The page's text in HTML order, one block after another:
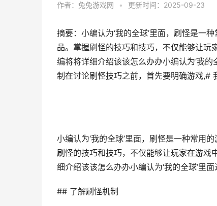
作者： 兔兔游戏网 • 更新时间：2025-09-23
摘要：小编认为‘我的全球’里面，刷怪是一
品。掌握刷怪的技巧和技巧，不仅能够让
编将将详细介绍该该怎么办办小编认为‘我
制在讨论刷怪技巧之前，首先要明确游戏,#
小编认为‘我的全球’里面，刷怪是一种常用
刷怪的技巧和技巧，不仅能够让玩家在游
细介绍该该怎么办办小编认为‘我的全球’里
## 了解刷怪机制